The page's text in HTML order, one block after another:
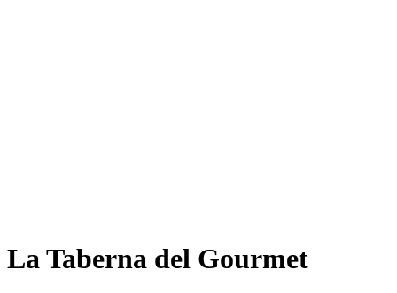
La Taberna del Gourmet